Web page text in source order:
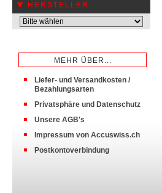
HERSTELLER
MEHR ÜBER...
Liefer- und Versandkosten /
Bezahlungsarten
Privatsphäre und Datenschutz
Unsere AGB's
Impressum von Accuswiss.ch
Postkontoverbindung